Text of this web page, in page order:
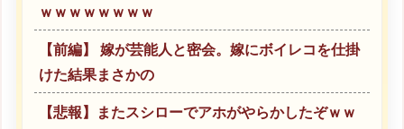
ｗｗｗｗｗｗｗｗ
【前編】 嫁が芸能人と密会。嫁にボイレコを仕掛
けた結果まさかの
【悲報】またスシローでアホがやらかしたぞｗｗ